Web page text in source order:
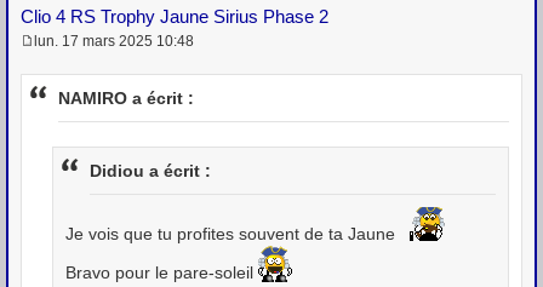
Clio 4 RS Trophy Jaune Sirius Phase 2
e
s
lun. 17 mars 2025 10:48
NAMIRO a écrit :
Didiou a écrit :
Je vois que tu profites souvent de ta Jaune
Bravo pour le pare-soleil